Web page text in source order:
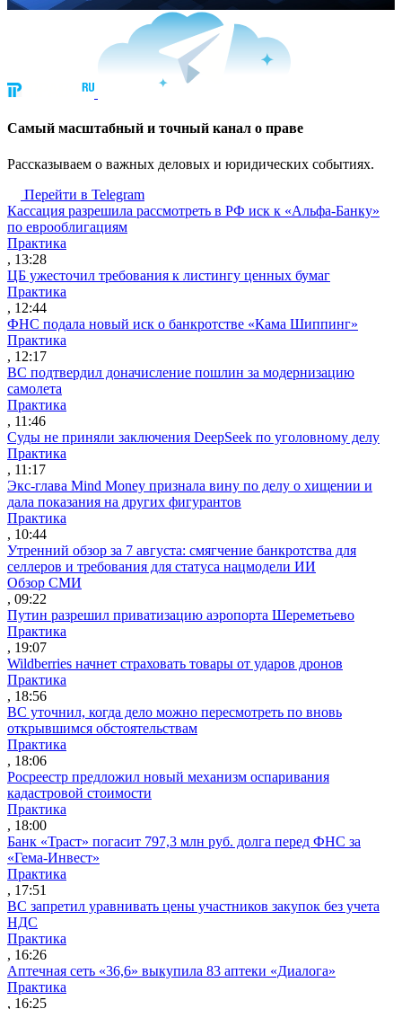
Cамый масштабный и точный канал о праве
Рассказываем о важных деловых и юридических событиях.
Перейти в Telegram
Кассация разрешила рассмотреть в РФ иск к «Альфа-Банку»
по еврооблигациям
Практика
, 13:28
ЦБ ужесточил требования к листингу ценных бумаг
Практика
, 12:44
ФНС подала новый иск о банкротстве «Кама Шиппинг»
Практика
, 12:17
ВС подтвердил доначисление пошлин за модернизацию
самолета
Практика
, 11:46
Суды не приняли заключения DeepSeek по уголовному делу
Практика
, 11:17
Экс-глава Mind Money признала вину по делу о хищении и
дала показания на других фигурантов
Практика
, 10:44
Утренний обзор за 7 августа: смягчение банкротства для
селлеров и требования для статуса нацмодели ИИ
Обзор СМИ
, 09:22
Путин разрешил приватизацию аэропорта Шереметьево
Практика
, 19:07
Wildberries начнет страховать товары от ударов дронов
Практика
, 18:56
ВС уточнил, когда дело можно пересмотреть по вновь
открывшимся обстоятельствам
Практика
, 18:06
Росреестр предложил новый механизм оспаривания
кадастровой стоимости
Практика
, 18:00
Банк «Траст» погасит 797,3 млн руб. долга перед ФНС за
«Гема-Инвест»
Практика
, 17:51
ВС запретил уравнивать цены участников закупок без учета
НДС
Практика
, 16:26
Аптечная сеть «36,6» выкупила 83 аптеки «Диалога»
Практика
, 16:25